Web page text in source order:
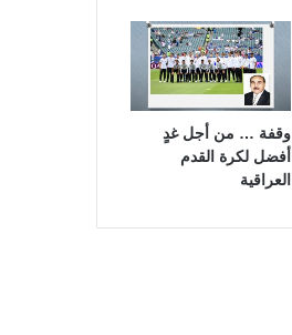
وقفة … من أجل غدٍ
أفضل لكرة القدم
العراقية